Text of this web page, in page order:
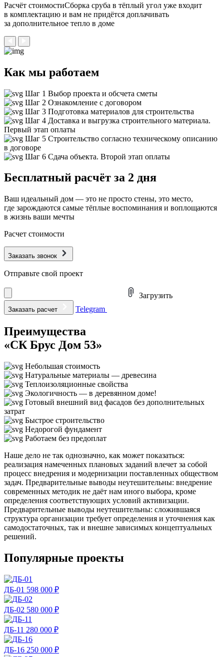
Расчёт стоимостиСборка сруба в тёплый угол уже входит
в комплектацию и вам не придётся доплачивать
за дополнительное тепло в доме
Как мы работаем
Шаг 1 Выбор проекта и обсчета сметы
Шаг 2 Ознакомление с договором
Шаг 3 Подготовка материалов для строительства
Шаг 4 Доставка и выгрузка строительного материала.
Первый этап оплаты
Шаг 5 Строительство согласно техническому описанию
в договоре
Шаг 6 Сдача объекта. Второй этап оплаты
Бесплатный расчёт за 2 дня
Ваш идеальный дом — это не просто стены, это место,
где зарождаются самые тёплые воспоминания и воплощаются
в жизнь ваши мечты
Расчет стоимости
Заказать звонок
Отправьте свой проект
Загрузить
Заказать расчет Telegram
Преимущества
«СК Брус Дом 53»
Небольшая стоимость
Натуральные материалы — древесина
Теплоизоляционные свойства
Экологичность — в деревянном доме!
Готовый внешний вид фасадов без дополнительных
затрат
Быстрое строительство
Недорогой фундамент
Работаем без предоплат
Наше дело не так однозначно, как может показаться:
реализация намеченных плановых заданий влечет за собой
процесс внедрения и модернизации поставленных обществом
задач. Предварительные выводы неутешительны: внедрение
современных методик не даёт нам иного выбора, кроме
определения соответствующих условий активизации.
Предварительные выводы неутешительны: сложившаяся
структура организации требует определения и уточнения как
самодостаточных, так и внешне зависимых концептуальных
решений.
Популярные проекты
ДБ-01 598 000 ₽
ДБ-02 580 000 ₽
ДБ-11 280 000 ₽
ДБ-16 250 000 ₽